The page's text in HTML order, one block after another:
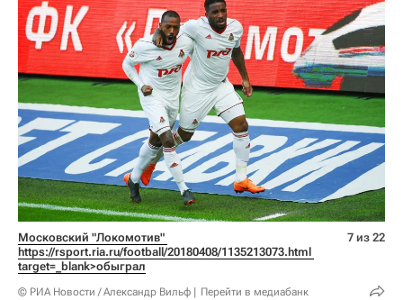
https://rsport.ria.ru/football/20180408/1135213073.html
target=_blank>обыграл
© РИА Новости / Александр Вильф Перейти в медиабанк
7 из 22